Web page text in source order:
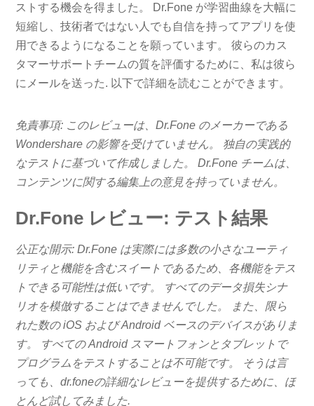
ストする機会を得ました。 Dr.Fone が学習曲線を大幅に
短縮し、技術者ではない人でも自信を持ってアプリを使
用できるようになることを願っています。 彼らのカス
タマーサポートチームの質を評価するために、私は彼ら
にメールを送った. 以下で詳細を読むことができます。
免責事項: このレビューは、Dr.Fone のメーカーである
Wondershare の影響を受けていません。 独自の実践的
なテストに基づいて作成しました。 Dr.Fone チームは、
コンテンツに関する編集上の意見を持っていません。
Dr.Fone レビュー: テスト結果
公正な開示: Dr.Fone は実際には多数の小さなユーティ
リティと機能を含むスイートであるため、各機能をテス
トできる可能性は低いです。 すべてのデータ損失シナ
リオを模倣することはできませんでした。 また、限ら
れた数の iOS および Android ベースのデバイスがありま
す。 すべての Android スマートフォンとタブレットで
プログラムをテストすることは不可能です。 そうは言
っても、dr.foneの詳細なレビューを提供するために、ほ
とんど試してみました.